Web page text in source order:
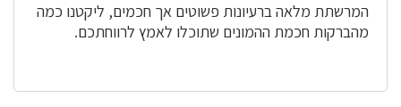
המרשתת מלאה ברעיונות פשוטים אך חכמים, ליקטנו כמה
מהברקות חכמת ההמונים שתוכלו לאמץ לרווחתכם.